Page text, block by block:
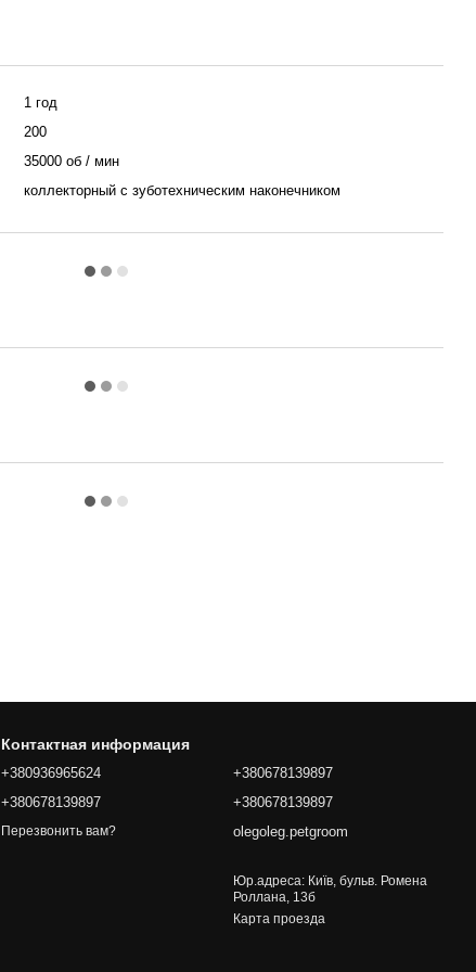
1 год
200
35000 об / мин
коллекторный c зуботехническим наконечником
Контактная информация
+380936965624
+380678139897
Перезвонить вам?
+380678139897
+380678139897
olegoleg.petgroom
Юр.адреса: Київ, бульв. Ромена
Роллана, 13б
Карта проезда